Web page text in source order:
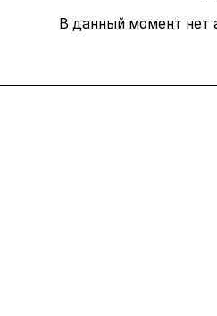
В данный момент нет